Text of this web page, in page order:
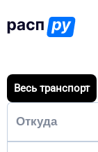
Весь транспорт